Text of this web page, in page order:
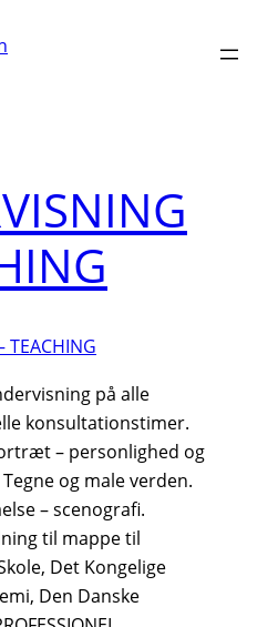
på alle
konsultationstimer.
– personlighed og
og male verden.
– scenografi.
til mappe til
Det Kongelige
Den Danske